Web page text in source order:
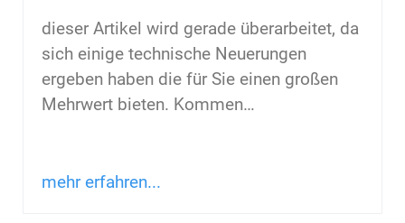
dieser Artikel wird gerade überarbeitet, da
sich einige technische Neuerungen
ergeben haben die für Sie einen großen
Mehrwert bieten. Kommen…
mehr erfahren...